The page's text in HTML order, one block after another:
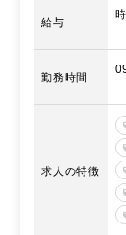
給与
勤務時間
求人の特徴